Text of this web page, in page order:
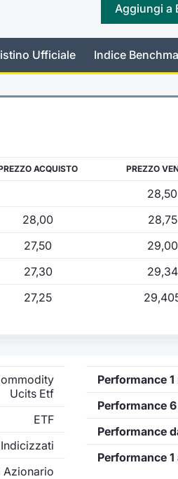
Aggiungi a
Ufficiale Indice
ACQUISTO PREZZO
28,50
28,00 28,75
27,50 29,00
27,30 29,34
27,25
Ucits Etf
ETF
Indicizzati
Azionario
Performance 1
Performance
Performance
Performance